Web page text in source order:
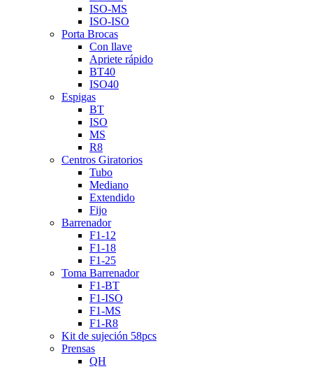
ISO-MS
ISO-ISO
Porta Brocas
Con llave
Apriete rápido
BT40
ISO40
Espigas
BT
ISO
MS
R8
Centros Giratorios
Tubo
Mediano
Extendido
Fijo
Barrenador
F1-12
F1-18
F1-25
Toma Barrenador
F1-BT
F1-ISO
F1-MS
F1-R8
Kit de sujeción 58pcs
Prensas
QH